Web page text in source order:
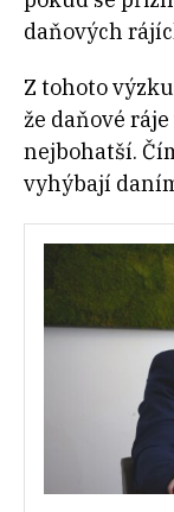
daňových
Z tohoto
že daňové
nejbohatší.
vyhýbají